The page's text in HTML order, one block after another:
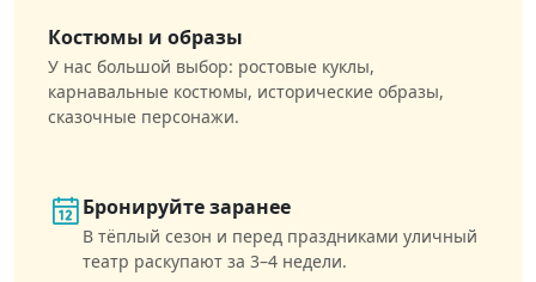
Костюмы и образы
У нас большой выбор: ростовые куклы,
карнавальные костюмы, исторические образы,
сказочные персонажи.
Бронируйте заранее
В тёплый сезон и перед праздниками уличный
театр раскупают за 3–4 недели.